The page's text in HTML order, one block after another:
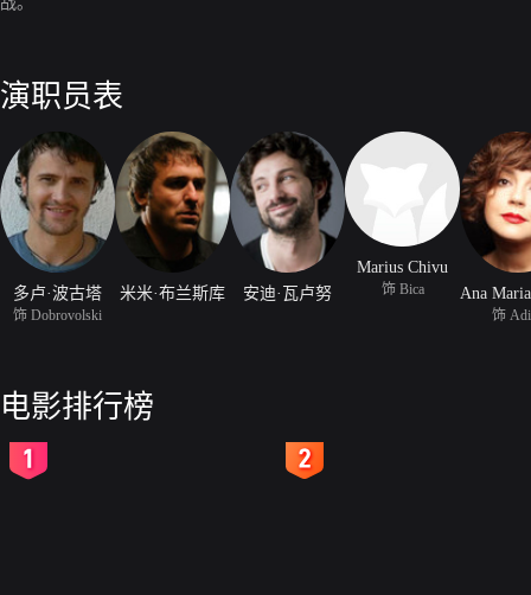
演职员表
多卢·波古塔
饰 Dobrovolski
米米·布兰斯库 安迪·瓦卢努
Marius Chivu
饰 Bica
饰
电影排行榜